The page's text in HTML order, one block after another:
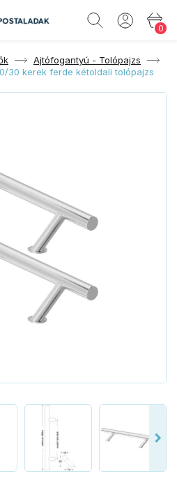
0
Ajtófogantyú - Tolópajzs
30 kerek ferde kétoldali tolópajzs